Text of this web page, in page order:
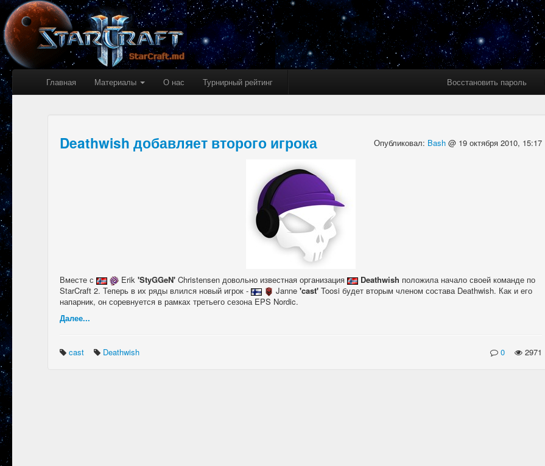
Главная Материалы О нас Турнирный рейтинг Восстановить пароль
Deathwish добавляет второго игрока Опубликовал: Bash @ 19 октября 2010, 15:17
Вместе с Erik 'StyGGeN' Christensen довольно известная организация Deathwish положила начало своей команде по
StarCraft 2. Теперь в их ряды влился новый игрок -
Janne 'cast' Toosi будет вторым членом состава Deathwish. Как и его
напарник, он соревнуется в рамках третьего сезона EPS Nordic.
Далее...
cast Deathwish 0 2971